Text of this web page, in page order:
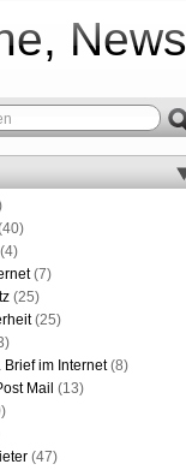
News
(4)
(7)
(25)
(25)
Brief im Internet(8)
Mail (13)
(47)